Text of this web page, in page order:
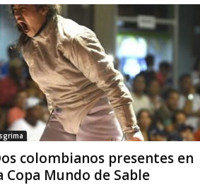
colombianos presentes en
Copa Mundo de Sable